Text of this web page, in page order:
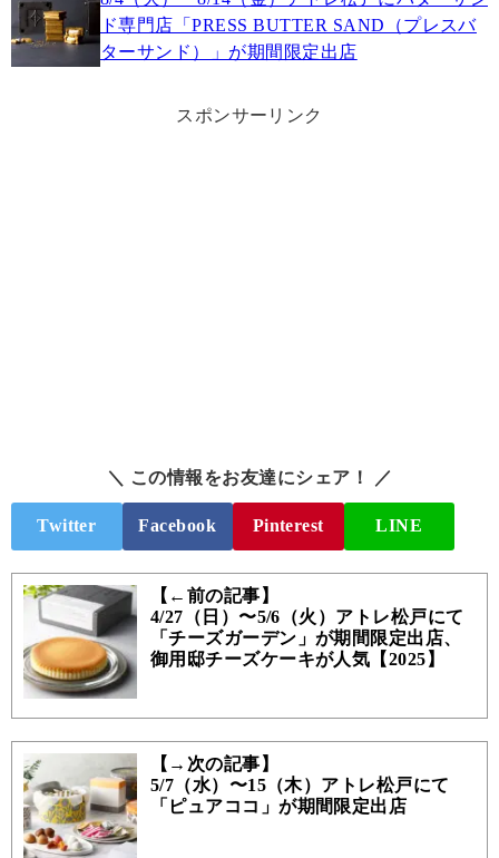
ド専門店「PRESS BUTTER SAND（プレスバ
ターサンド）」が期間限定出店
スポンサーリンク
＼ この情報をお友達にシェア！ ／
Twitter Facebook Pinterest LINE
【←前の記事】
4/27（日）〜5/6（火）アトレ松戸にて
「チーズガーデン」が期間限定出店、
御用邸チーズケーキが人気【2025】
【→次の記事】
5/7（水）〜15（木）アトレ松戸にて
「ピュアココ」が期間限定出店